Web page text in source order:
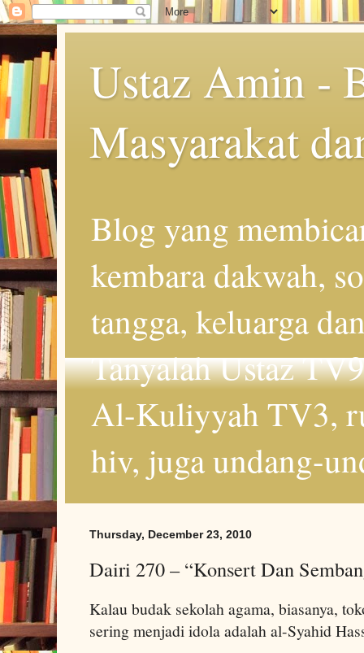
Ustaz Amin -
Masyarakat
Blog yang
kembara dakwah,
tangga, keluarga
Tanyalah Ustaz
Al-Kuliyyah TV3,
hiv, juga undang-
Thursday, December 23, 2010
Dairi 270 – “Konsert Dan
Kalau budak sekolah agama, biasanya,
sering menjadi idola adalah al-Syahid